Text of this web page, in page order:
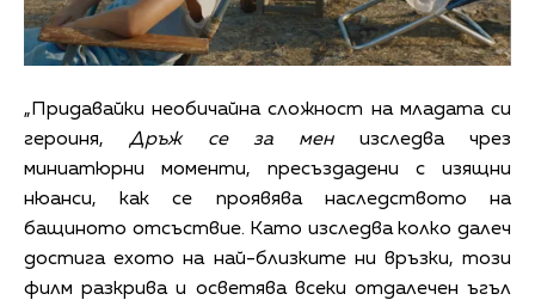
„Придавайки необичайна сложност на младата си
героиня,Дръж се за мен изследва чрез
миниатюрни моменти, пресъздадени с изящни
нюанси, как се проявява наследството на
бащиното отсъствие. Като изследва колко далеч
достига ехото на най-близките ни връзки, този
филм разкрива и осветява всеки отдалечен ъгъл